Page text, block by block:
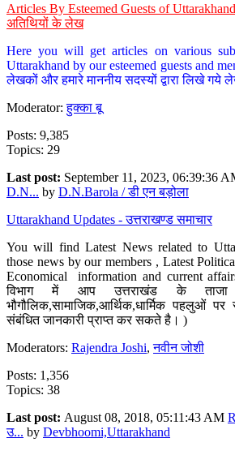
Articles By Esteemed Guests of
अतिथियों के लेख
Here you will get articles on various
Uttarakhand by our esteemed guests and
लेखकों और हमारे माननीय सदस्यों द्वारा लिखे गये
Moderator:हुक्का बू
Posts: 9,385
Topics: 29
Last post: September 11, 2023, 06:39:36
D.N... by D.N.Barola / डी एन बड़ोला
Uttarakhand Updates - उत्तराखण्ड समाचार
You will find Latest News related to
those news by our members , Latest
Economical information and current
विभाग में आप उत्तराखंड के ताजा
भौगौलिक,सामाजिक,आर्थिक,धार्मिक पहलुओं
संबंधित जानकारी प्राप्त कर सकते है। )
Moderators: Rajendra Joshi,नवीन जोशी
Posts: 1,356
Topics: 38
Last post: August 08, 2018, 05:11:43 AM
उ... by Devbhoomi,Uttarakhand